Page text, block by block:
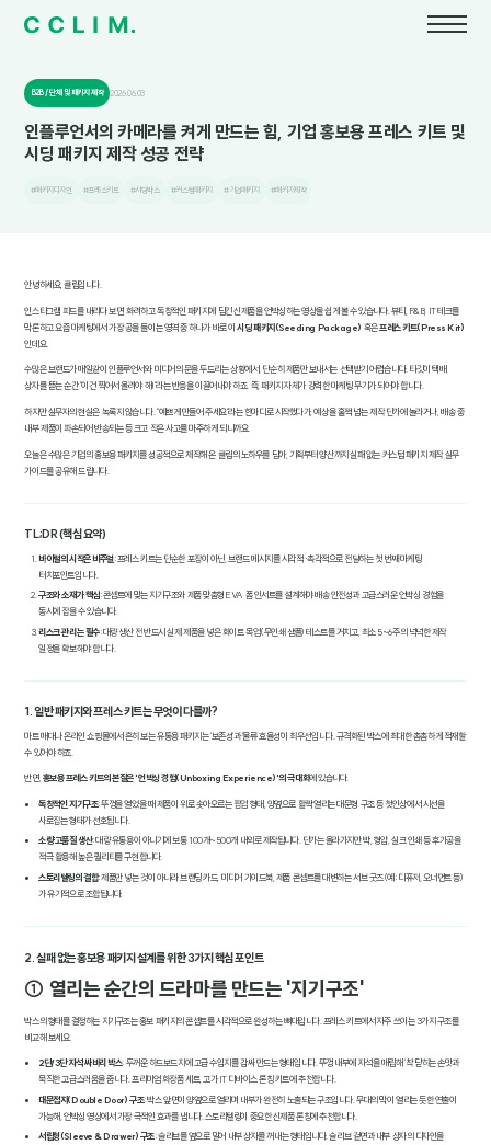
B2B / 단체 및 패키지 제작 2026.06.03
인플루언서의 카메라를 켜게 만드는 힘, 기업 홍보용 프레스 키트 및
시딩 패키지 제작 성공 전략
#패키지디자인 #프레스키트 #시딩박스 #커스텀패키지 #기업패키지 #패키지제작
안녕하세요, 클림입니다.
인스타그램 피드를 내리다 보면, 화려하고 독창적인 패키지에 담긴 신제품을 언박싱하는 영상을 쉽게 볼 수 있습니다. 뷰티, F&B, IT 테크를
막론하고 요즘 마케팅에서 가장 공을 들이는 영역 중 하나가 바로 이시딩 패키지(Seeding Package) 혹은프레스 키트(Press Kit)
인데요.
수많은 브랜드가 매일같이 인플루언서와 미디어의 문을 두드리는 상황에서, 단순히 제품만 보내서는 선택받기 어렵습니다. 타깃이 택배
상자를 뜯는 순간 "이건 찍어서 올려야 해!"라는 반응을 이끌어내야 하죠. 즉, 패키지 자체가 강력한 마케팅 무기가 되어야 합니다.
하지만 실무자의 현실은 녹록지 않습니다. "예쁘게 만들어 주세요"라는 한마디로 시작했다가, 예상을 훌쩍 넘는 제작 단가에 놀라거나, 배송 중
내부 제품이 파손되어 반송되는 등 크고 작은 사고를 마주하게 되니까요.
오늘은 수많은 기업의 홍보용 패키지를 성공적으로 제작해 온 클림의 노하우를 담아, 기획부터 양산까지 실패 없는 커스텀 패키지 제작 실무
가이드를 공유해 드립니다.
TL;DR (핵심 요약)
바이럴의 시작은 비주얼 : 프레스 키트는 단순한 포장이 아닌, 브랜드 메시지를 시각적·촉각적으로 전달하는 첫 번째 마케팅
터치포인트입니다.
구조와 소재가 핵심: 콘셉트에 맞는 지기구조와 제품 맞춤형 EVA 폼 인서트를 설계해야 배송 안전성과 고급스러운 언박싱 경험을
동시에 잡을 수 있습니다.
리스크 관리는 필수: 대량 생산 전 반드시 실제 제품을 넣은 화이트 목업(무인쇄 샘플) 테스트를 거치고, 최소 5~6주의 넉넉한 제작
일정을 확보해야 합니다.
1. 일반 패키지와 프레스 키트는 무엇이 다를까?
마트 매대나 온라인 쇼핑몰에서 흔히 보는 유통용 패키지는 '보존성'과 '물류 효율성'이 최우선입니다. 규격화된 박스에 최대한 촘촘하게 적재할
수 있어야 하죠.
반면,홍보용 프레스 키트의 본질은 '언박싱 경험(Unboxing Experience)'의 극대화에 있습니다.
독창적인 지기구조: 뚜껑을 열었을 때 제품이 위로 솟아오르는 팝업 형태, 양옆으로 활짝 열리는 대문형 구조 등 첫인상에서 시선을
사로잡는 형태가 선호됩니다.
소량 고품질 생산: 대량 유통용이 아니기에 보통 100개~500개 내외로 제작됩니다. 단가는 올라가지만 박, 형압, 실크 인쇄 등 후가공을
적극 활용해 높은 퀄리티를 구현합니다.
스토리텔링의 결합: 제품만 넣는 것이 아니라 브랜딩 카드, 미디어 가이드북, 제품 콘셉트를 대변하는 서브 굿즈(예: 디퓨저, 오너먼트 등)
가 유기적으로 조합됩니다.
2. 실패 없는 홍보용 패키지 설계를 위한 3가지 핵심 포인트
① 열리는 순간의 드라마를 만드는 '지기구조'
박스의 형태를 결정하는 지기구조는 홍보 패키지의 콘셉트를 시각적으로 완성하는 뼈대입니다. 프레스 키트에서 자주 쓰이는 3가지 구조를
비교해 보세요.
2단/3단 자석 싸바리 박스: 두꺼운 하드보드지에 고급 수입지를 감싸 만드는 형태입니다. 뚜껑 내부에 자석을 매립해 '착' 닫히는 손맛과
묵직한 고급스러움을 줍니다. 프리미엄 화장품 세트, 고가 IT 디바이스 론칭 키트에 추천합니다.
대문접지(Double Door) 구조: 박스 앞면이 양옆으로 열리며 내부가 완전히 노출되는 구조입니다. 무대의 막이 열리는 듯한 연출이
가능해, 언박싱 영상에서 가장 극적인 효과를 냅니다. 스토리텔링이 중요한 신제품 론칭에 추천합니다.
서랍형(Sleeve & Drawer) 구조: 슬리브를 옆으로 밀어 내부 상자를 꺼내는 형태입니다. 슬리브 겉면과 내부 상자의 디자인을